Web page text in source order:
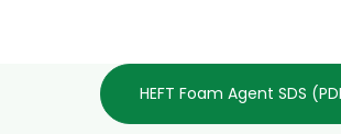
HEFT Foam Agent SDS